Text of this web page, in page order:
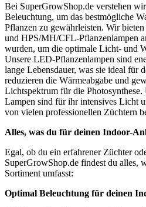
Bei SuperGrowShop.de verstehen
Beleuchtung, um das bestmögliche
Pflanzen zu gewährleisten. Wir
und HPS/MH/CFL-Pflanzenlampen
wurden, um die optimale Licht- und
Unsere LED-Pflanzenlampen sind
lange Lebensdauer, was sie ideal für
reduzieren die Wärmeabgabe und
Lichtspektrum für die
Lampen sind für ihr intensives Licht
von vielen professionellen Züchtern
Alles, was du für deinen Indoor-
Egal, ob du ein erfahrener Züchter
SuperGrowShop.de findest du alles,
Sortiment umfasst:
Optimal Beleuchtung für deinen